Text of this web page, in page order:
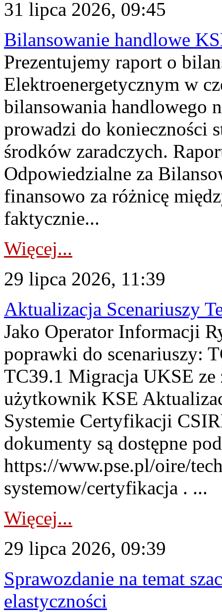
31 lipca 2026, 09:45
Bilansowanie handlowe
Prezentujemy raport o
Elektroenergetycznym w
bilansowania handlowego
prowadzi do konieczności
środków zaradczych.
Odpowiedzialne za
finansowo za różnicę
faktycznie...
Więcej...
29 lipca 2026, 11:39
Aktualizacja Scenariuszy
Jako Operator Informacji
poprawki do scenariuszy:
TC39.1 Migracja UKSE
użytkownik KSE
Systemie Certyfikacji
dokumenty są dostępne
https://www.pse.pl/oire/
systemow/certyfikacja . ...
Więcej...
29 lipca 2026, 09:39
Sprawozdanie na temat
elastyczności